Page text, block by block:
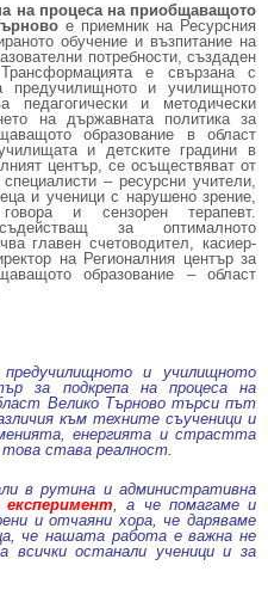
на процеса на приобщаващото
е приемник на Ресурсния
обучение и възпитание на
потребности, създаден
е свързана с
и училищното
педагогически и методически
на държавната политика за
образование в област
и детските градини в
център, се осъществяват от
– ресурсни учители,
и ученици с нарушено зрение,
и сензорен терапевт.
за оптималното
главен счетоводител, касиер-
на Регионалния център за
образование – област
и училищното
за подкрепа на процеса на
Велико Търново търси път
към техните съученици и
енергията и страстта
става реалност.
в рутина и административна
, а че помагаме и
и отчаяни хора, че даряваме
че нашата работа е важна не
останали ученици и за